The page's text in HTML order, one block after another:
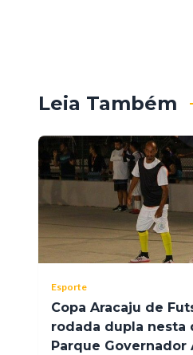
Leia Também
Esporte
Copa Aracaju de
rodada dupla nesta
Parque Governador